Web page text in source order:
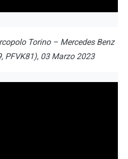
Torino – Mercedes Benz
PFVK81), 03 Marzo 2023